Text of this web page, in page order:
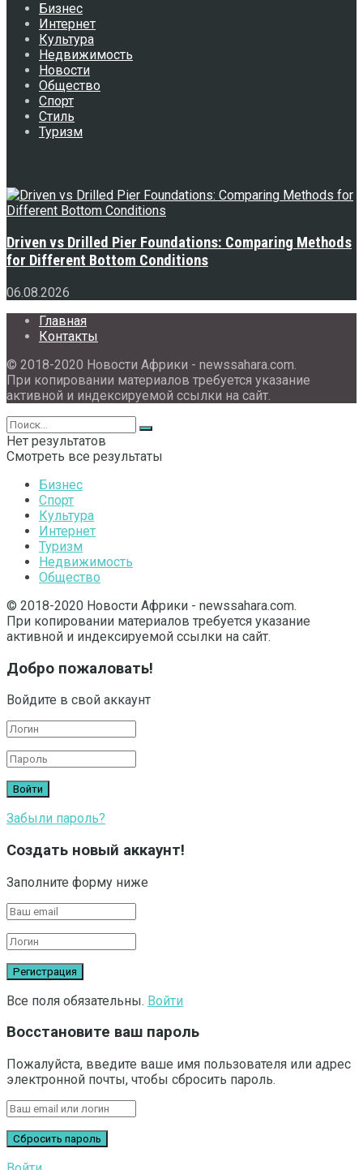
Бизнес
Интернет
Культура
Недвижимость
Новости
Общество
Спорт
Стиль
Туризм
Driven vs Drilled Pier Foundations: Comparing Methods
for Different Bottom Conditions
06.08.2026
Главная
Контакты
© 2018-2020 Новости Африки - newssahara.com.
При копировании материалов требуется указание
активной и индексируемой ссылки на сайт.
Нет результатов
Смотреть все результаты
Бизнес
Спорт
Культура
Интернет
Туризм
Недвижимость
Общество
© 2018-2020 Новости Африки - newssahara.com.
При копировании материалов требуется указание
активной и индексируемой ссылки на сайт.
Добро пожаловать!
Войдите в свой аккаунт
Забыли пароль?
Создать новый аккаунт!
Заполните форму ниже
Все поля обязательны. Войти
Восстановите ваш пароль
Пожалуйста, введите ваше имя пользователя или адрес
электронной почты, чтобы сбросить пароль.